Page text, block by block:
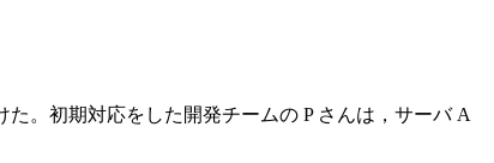
。初期対応をした開発チームの P さんは，サーバ A